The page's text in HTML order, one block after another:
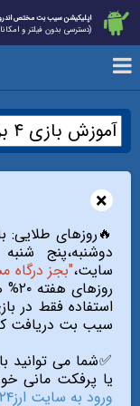
اپلیکیشن سیب بت مختص
(دسترسی بدون فیلتر و
×
دوشنبه،پنج
سایت،"بجز درگاه
سیب بت دریافت
✅شما می توانید
یا پرفکت مانی خود را تا ۱۵% بیشتر از
ورود به سایت ارز۲۴ کلیک کنید)